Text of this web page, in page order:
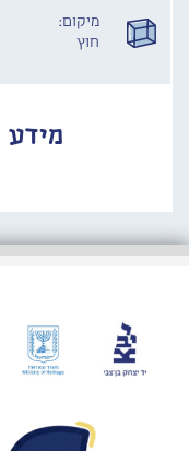
מיקום:
חוץ
מידע